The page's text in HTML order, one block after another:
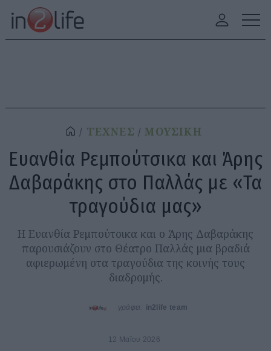
ΤΕΧΝΕΣ ΜΟΥΣΙΚΗ
Ευανθία Ρεμπούτσικα και Άρης
Δαβαράκης στο Παλλάς με «Τα
τραγούδια μας»
Η Ευανθία Ρεμπούτσικα και ο Άρης Δαβαράκης
παρουσιάζουν στο Θέατρο Παλλάς μια βραδιά
αφιερωμένη στα τραγούδια της κοινής τους
διαδρομής.
γράφει: in2life team
12 Μαΐου 2026